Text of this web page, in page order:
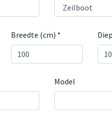
Breedte (cm) *
Model